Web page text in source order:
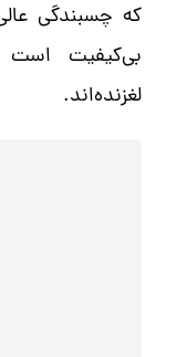
که چسبندگی
بی‌کیفیت
لغزنده‌اند.